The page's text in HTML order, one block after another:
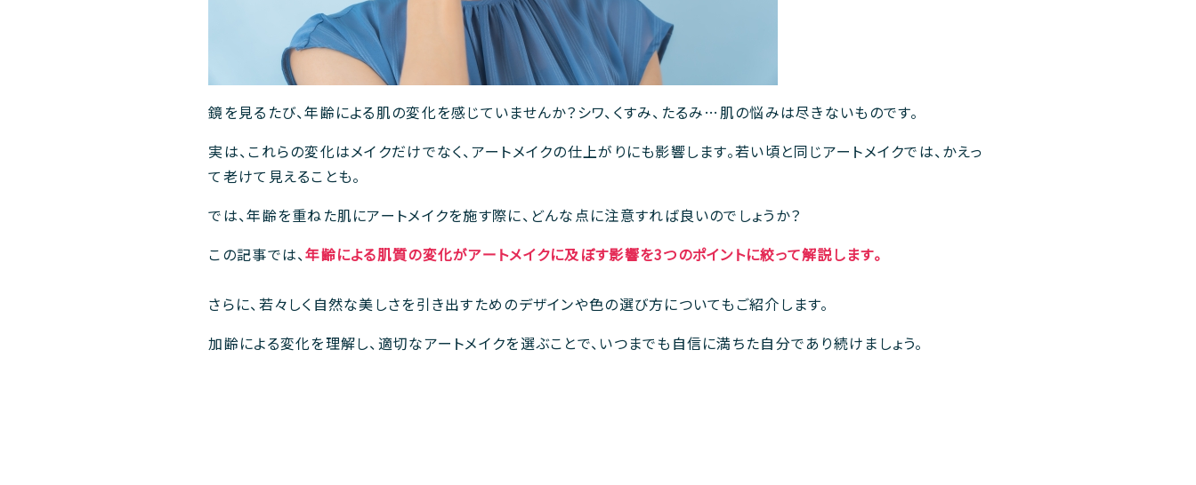
鏡を見るたび、年齢による肌の変化を感じていませんか？シワ、くすみ、たるみ…肌の悩みは尽きないものです。
実は、これらの変化はメイクだけでなく、アートメイクの仕上がりにも影響します。若い頃と同じアートメイクでは、かえっ
て老けて見えることも。
では、年齢を重ねた肌にアートメイクを施す際に、どんな点に注意すれば良いのでしょうか？
この記事では、年齢による肌質の変化がアートメイクに及ぼす影響を3つのポイントに絞って解説します。
さらに、若々しく自然な美しさを引き出すためのデザインや色の選び方についてもご紹介します。
加齢による変化を理解し、適切なアートメイクを選ぶことで、いつまでも自信に満ちた自分であり続けましょう。